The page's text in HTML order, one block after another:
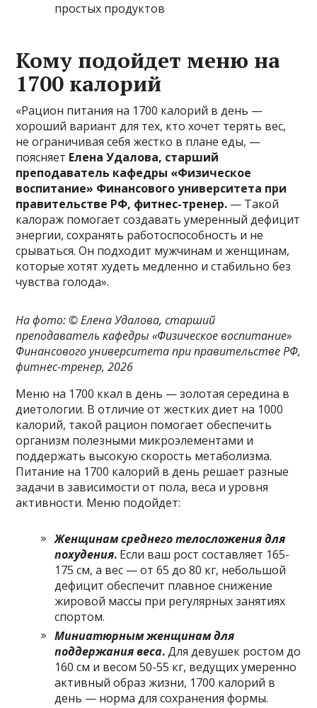
простых продуктов
Кому подойдет меню на
1700 калорий
«Рацион питания на 1700 калорий в день —
хороший вариант для тех, кто хочет терять вес,
не ограничивая себя жестко в плане еды, —
поясняет Елена Удалова, старший
преподаватель кафедры «Физическое
воспитание» Финансового университета при
правительстве РФ, фитнес-тренер. — Такой
калораж помогает создавать умеренный дефицит
энергии, сохранять работоспособность и не
срываться. Он подходит мужчинам и женщинам,
которые хотят худеть медленно и стабильно без
чувства голода».
На фото: © Елена Удалова, старший
преподаватель кафедры «Физическое воспитание»
Финансового университета при правительстве РФ,
фитнес-тренер, 2026
Меню на 1700 ккал в день — золотая середина в
диетологии. В отличие от жестких диет на 1000
калорий, такой рацион помогает обеспечить
организм полезными микроэлементами и
поддержать высокую скорость метаболизма.
Питание на 1700 калорий в день решает разные
задачи в зависимости от пола, веса и уровня
активности. Меню подойдет:
Женщинам среднего телосложения для
похудения. Если ваш рост составляет 165-
175 см, а вес — от 65 до 80 кг, небольшой
дефицит обеспечит плавное снижение
жировой массы при регулярных занятиях
спортом.
Миниатюрным женщинам для
поддержания веса.Для девушек ростом до
160 см и весом 50-55 кг, ведущих умеренно
активный образ жизни, 1700 калорий в
день — норма для сохранения формы.